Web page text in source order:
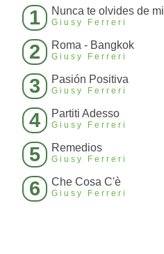
1 Nunca te olvides de mi
Giusy Ferreri
2 Roma - Bangkok
Giusy Ferreri
3 Pasión Positiva
Giusy Ferreri
4 Partiti Adesso
Giusy Ferreri
5 Remedios
Giusy Ferreri
6 Che Cosa C'è
Giusy Ferreri